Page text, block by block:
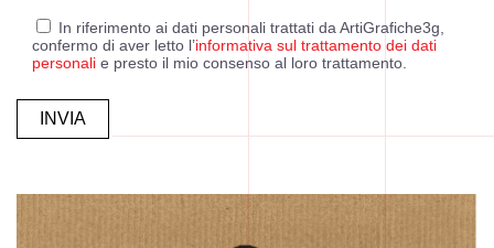
In riferimento ai dati personali trattati da ArtiGrafiche3g,
confermo di aver letto l’informativa sul trattamento dei dati
personali e presto il mio consenso al loro trattamento.